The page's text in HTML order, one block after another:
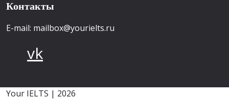
Контакты
E-mail: mailbox@yourielts.ru
vk
Your IELTS | 2026